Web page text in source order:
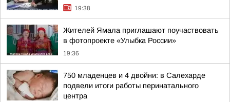
19:38
Жителей Ямала приглашают поучаствовать
в фотопроекте «Улыбка России»
19:36
750 младенцев и 4 двойни: в Салехарде
подвели итоги работы перинатального
центра